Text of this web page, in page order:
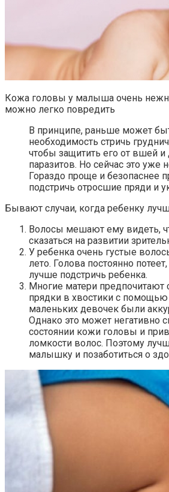
Кожа головы у малыша очень
можно легко повредить
В принципе, раньше может
необходимость стричь
чтобы защитить его от вшей и
паразитов. Но сейчас это уже
Гораздо проще и безопаснее
подстричь отросшие пряди и
Бывают случаи, когда ребенку
Волосы мешают ему видеть,
сказаться на развитии
У ребенка очень густые
лето. Голова постоянно
лучше подстричь ребенка.
Многие матери предпочитают
прядки в хвостики с помощью
маленьких девочек были
Однако это может негативно
состоянии кожи головы и
ломкости волос. Поэтому
малышку и позаботиться о